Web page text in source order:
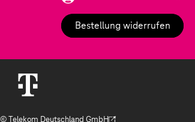
Bestellung widerrufen
© Telekom Deutschland GmbH